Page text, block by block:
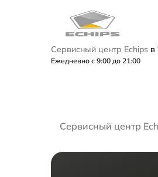
Сервисный центр Echips в
Ежедневно с 9:00 до 21:00
Сервисный центр